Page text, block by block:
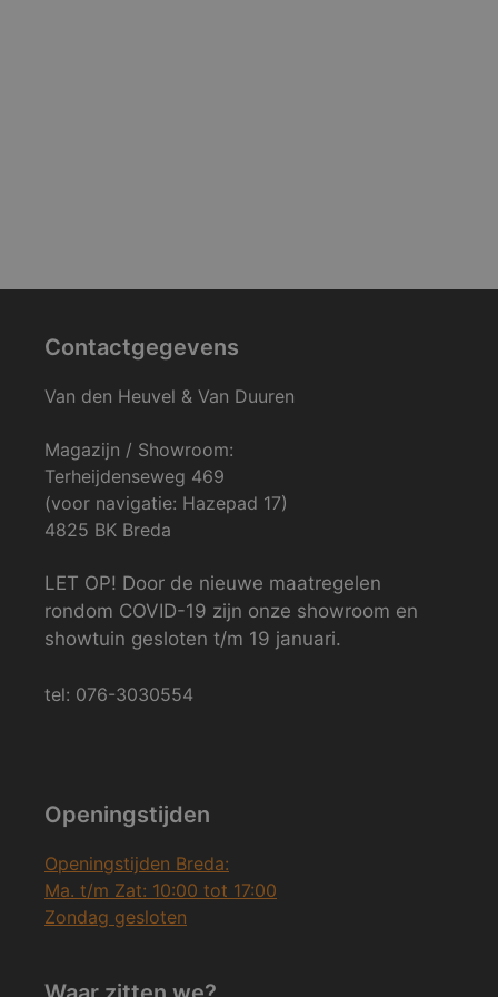
Contactgegevens
Van den Heuvel & Van Duuren
Magazijn / Showroom:
Terheijdenseweg 469
(voor navigatie: Hazepad 17)
4825 BK Breda
LET OP! Door de nieuwe maatregelen
rondom COVID-19 zijn onze showroom en
showtuin gesloten t/m 19 januari.
tel: 076-3030554
Openingstijden
Openingstijden Breda:
Ma. t/m Zat: 10:00 tot 17:00
Zondag gesloten